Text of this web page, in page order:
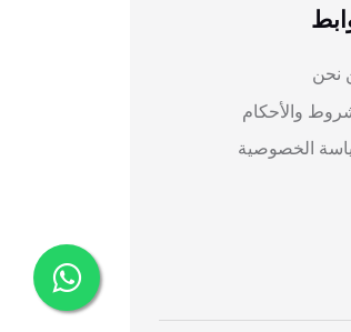
نحن
والأحكام
الخصوصية